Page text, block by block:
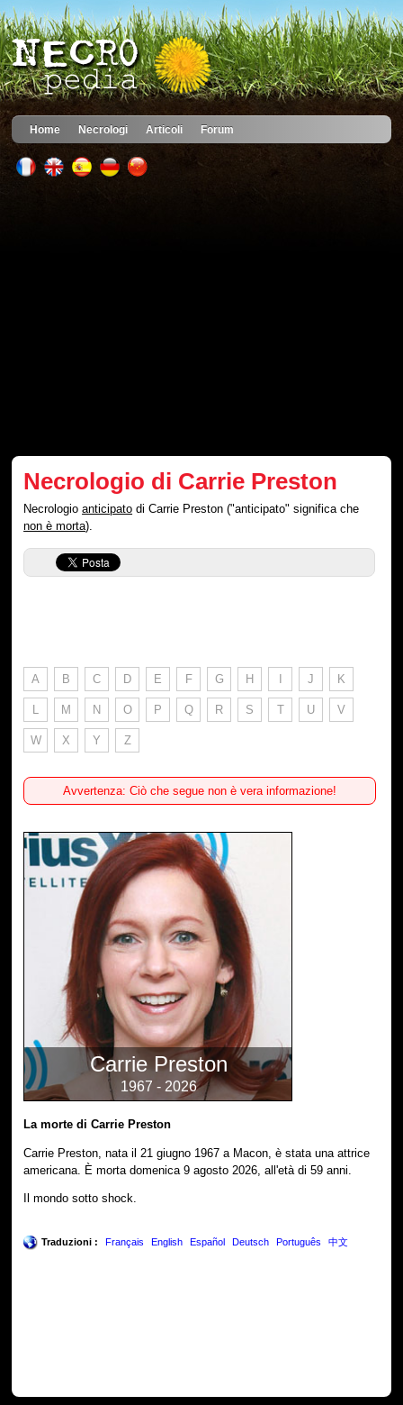
Home Necrologi Articoli Forum
Necrologio di Carrie Preston
Necrologioanticipato di Carrie Preston ("anticipato" significa che
non è morta).
A B C D E F G H I J K
L M N O P Q R S T U V
W X Y Z
Avvertenza: Ciò che segue non è vera informazione!
Carrie Preston
1967 - 2026
La morte di Carrie Preston
Carrie Preston, nata il 21 giugno 1967 a Macon, è stata una attrice
americana. È morta domenica 9 agosto 2026, all'età di 59 anni.
Il mondo sotto shock.
Traduzioni : Français English Español Deutsch Português 中文